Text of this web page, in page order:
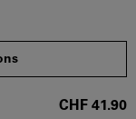
CHF 41.90